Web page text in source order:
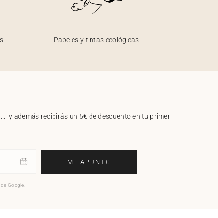
Papeles y tintas ecológicas
además recibirás un 5€ de descuento en tu primer
ME APUNTO
Google.